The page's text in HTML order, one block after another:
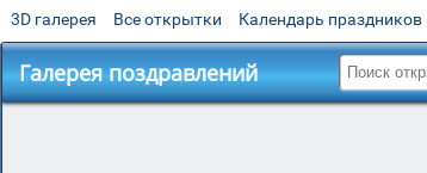
3D галерея Все открытки Календарь праздников
Галерея поздравлений